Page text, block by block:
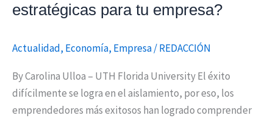
estratégicas para tu empresa?
Actualidad, Economía, Empresa/REDACCIÓN
By Carolina Ulloa – UTH Florida University El éxito
difícilmente se logra en el aislamiento, por eso, los
emprendedores más exitosos han logrado comprender